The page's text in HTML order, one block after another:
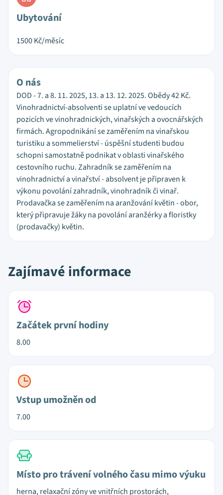
Ubytování
1500Kč/měsíc
O nás
DOD - 7. a 8. 11. 2025, 13. a 13. 12. 2025. Obědy 42 Kč.
Vinohradnictví-absolventi se uplatní ve vedoucích
pozicích ve vinohradnických, vinařských a ovocnářských
firmách. Agropodnikání se zaměřením na vinařskou
turistiku a sommelierství - úspěšní studenti budou
schopni samostatně podnikat v oblasti vinařského
cestovního ruchu. Zahradník se zaměřením na
vinohradnictví a vinařství - absolvent je připraven k
výkonu povolání zahradník, vinohradník či vinař.
Prodavačka se zaměřením na aranžování květin - obor,
který připravuje žáky na povolání aranžérky a floristky
(prodavačky) květin.
Zajímavé informace
Začátek první hodiny
8.00
Vstup umožněn od
7.00
Místo pro trávení volného času mimo výuku
herna, relaxační zóny ve vnitřních prostorách,